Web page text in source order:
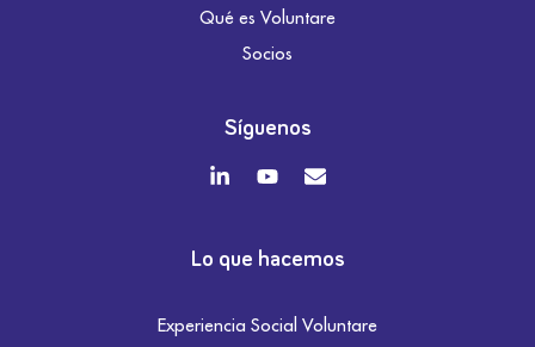
Qué es Voluntare
Socios
Síguenos
Lo que hacemos
Experiencia Social Voluntare